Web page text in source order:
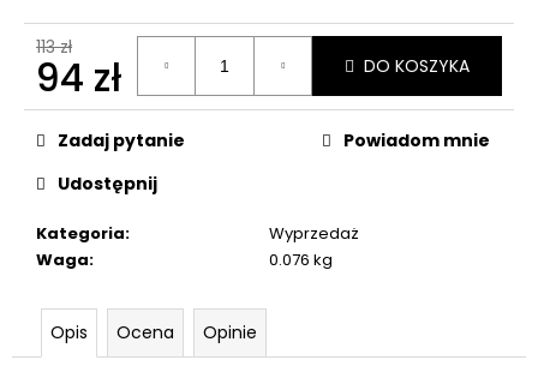
113 zł
94 zł
Cena
jednostkowa:
DO KOSZYKA
Kategoria:
Wyprzedaż
Waga: 0.076 kg
Zadaj pytanie
Powiadom mnie
Udostępnij
Opis Ocena Opinie
e
c
a
m
y
NABOJE
DO
REWOLWERÓW
MM
ŁEZKA